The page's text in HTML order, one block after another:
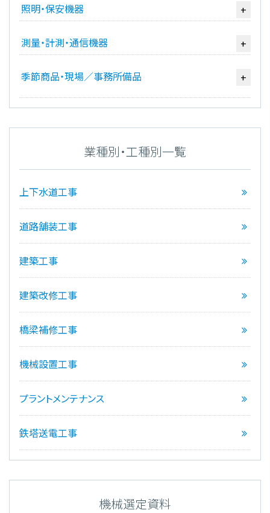
照明・保安機器 +
測量・計測・通信機器 +
季節商品・現場／事務所備品 +
業種別・工種別一覧
上下水道工事
道路舗装工事
建築工事
建築改修工事
橋梁補修工事
機械設置工事
プラントメンテナンス
鉄塔送電工事
機械選定資料